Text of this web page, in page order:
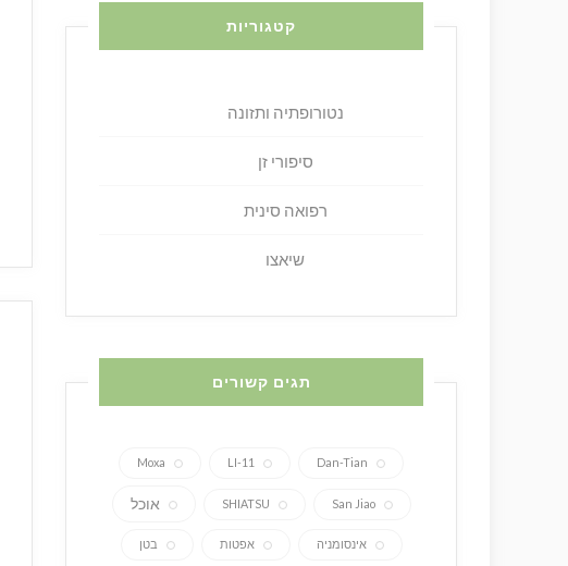
קטגוריות
נטורופתיה ותזונה
סיפורי זן
רפואה סינית
שיאצו
תגים קשורים
Dan-Tian
LI-11
Moxa
San Jiao
SHIATSU אוכל
אינסומניה אפטות בטן